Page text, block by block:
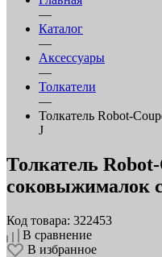
—
Каталог
—
Аксессуары
—
Толкатели
—
Толкатель Robot-
J
Толкатель
соковыжималок
Код товара: 322453
В сравнение
В избранное